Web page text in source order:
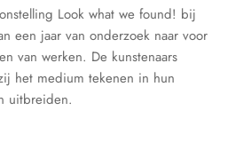
Look what we found! bij
een jaar van onderzoek naar voor
van werken. De kunstenaars
het medium tekenen in hun
uitbreiden.